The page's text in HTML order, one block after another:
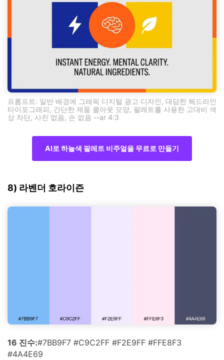
프롬프트: 일반 배경에 그래픽 디지털 광고 디자인, 대담한 헤드라인
타이포그래피, 간단한 제품 콜아웃 모양, 팔레트를 사용한 고대비 색
상 차단, 사진 없음, 손 없음 --ar 4:3
AI로 하늘색 팔레트 비주얼을 무료로 만들기
8) 라벤더 호라이즌
16 진수:#7BB9F7 #C9C2FF #F2E9FF #FFE8F3
#4A4E69